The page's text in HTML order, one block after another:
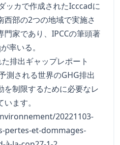
ッカで作成されたIcccadに
西部の2つの地域で実施さ
家であり、IPCCの筆頭著
率いる。
排出ギャップレポート
測される世界のGHG排出
を制限するために必要なレ
ます。
20221103-
pertes-et-dommages-